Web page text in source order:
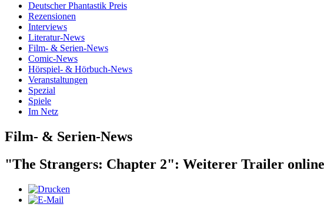
Deutscher Phantastik Preis
Rezensionen
Interviews
Literatur-News
Film- & Serien-News
Comic-News
Hörspiel- & Hörbuch-News
Veranstaltungen
Spezial
Spiele
Im Netz
Film- & Serien-News
"The Strangers: Chapter 2": Weiterer Trailer online